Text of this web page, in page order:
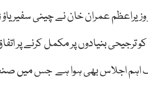
عمران خان نے چینی سفیر
بنیادوں پر مکمل کرنے پر
اہم اجلاس بھی ہوا ہے جس میں